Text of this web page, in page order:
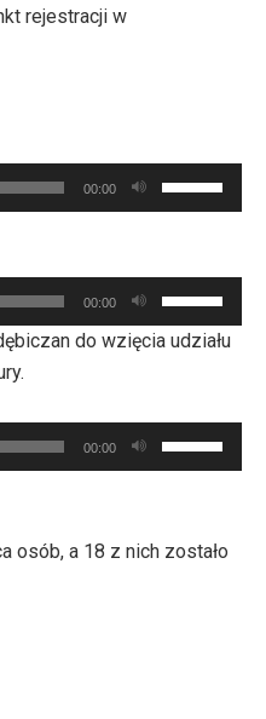
rejestracji w
00:00
strzałek
oraz
do
zwiększyć
00:00
strzałek
do
do
zwiększyć
do wzięcia udziału
00:00
strzałek
oraz
osób, a 18 z nich zostało